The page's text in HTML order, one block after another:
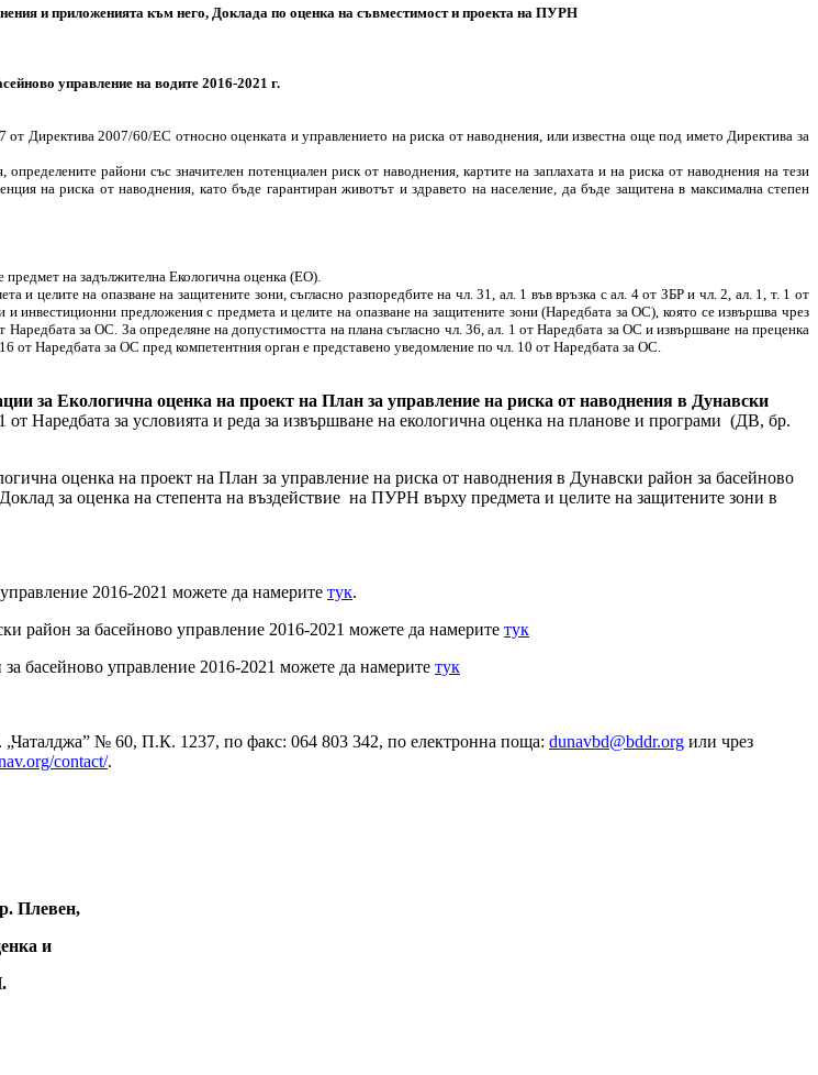
и приложенията към него, Доклада по оценка на съвместимост и проекта на ПУРН
управление на водите 2016-2021 г.
Директива 2007/60/ЕС относно оценката и управлението на риска от наводнения, или известна още под името Директива за
райони със значителен потенциален риск от наводнения, картите на заплахата и на риска от наводнения на тези
на риска от наводнения, като бъде гарантиран животът и здравето на население, да бъде защитена в максимална степен
на задължителна Екологична оценка (ЕО).
целите на опазване на защитените зони, съгласно разпоредбите на чл. 31, ал. 1 във връзка с ал. 4 от ЗБР и чл. 2, ал. 1, т. 1 от
инвестиционни предложения с предмета и целите на опазване на защитените зони (Наредбата за ОС), която се извършва чрез
за ОС. За определяне на допустимостта на плана съгласно чл. 36, ал. 1 от Наредбата за ОС и извършване на преценка
от Наредбата за ОС пред компетентния орган е представено уведомление по чл. 10 от Наредбата за ОС.
за Екологична оценка на проект на План за управление на риска от наводнения в Дунавски
от Наредбата за условията и реда за извършване на екологична оценка на планове и програми (ДВ, бр.
оценка на проект на План за управление на риска от наводнения в Дунавски район за басейново
за оценка на степента на въздействие на ПУРН върху предмета и целите на защитените зони в
2016-2021 можете да намерите тук.
район за басейново управление 2016-2021 можете да намерите тук
басейново управление 2016-2021 можете да намерите тук
№ 60, П.К. 1237, по факс: 064 803 342, по електронна поща: dunavbd@bddr.org или чрез
contact/.
Плевен,
и